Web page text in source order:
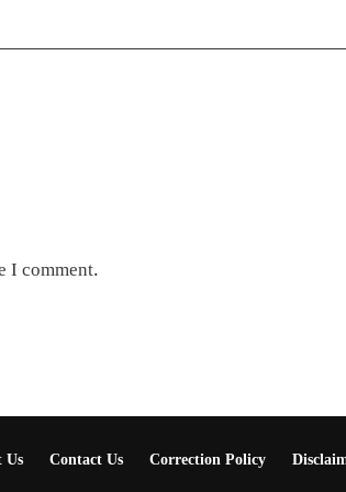
I comment.
Us Contact Us Correction Policy